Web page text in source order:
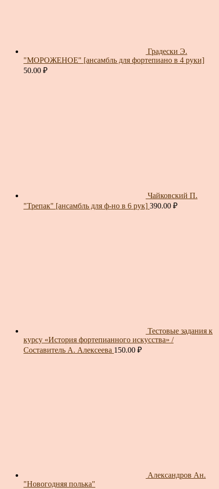
Градески Э.
"МОРОЖЕНОЕ" [ансамбль для фортепиано в 4 руки]
50.00 ₽
Чайковский П.
"Трепак" [ансамбль для ф-но в 6 рук] 390.00 ₽
Тестовые задания к
курсу «История фортепианного искусства» /
Составитель А. Алексеева 150.00 ₽
Александров Ан.
"Новогодняя полька"